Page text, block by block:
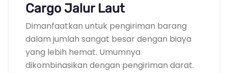
Cargo Jalur Laut
Dimanfaatkan untuk pengiriman barang
dalam jumlah sangat besar dengan biaya
yang lebih hemat. Umumnya
dikombinasikan dengan pengiriman darat.